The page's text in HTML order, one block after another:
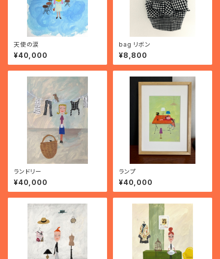
天使の涙
¥40,000
bag リボン
¥8,800
ランドリー
¥40,000
ランプ
¥40,000